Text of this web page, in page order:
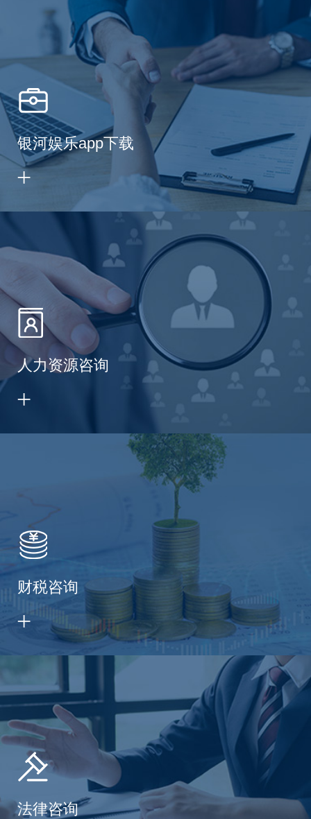
银河娱乐app下载
人力资源咨询
财税咨询
法律咨询